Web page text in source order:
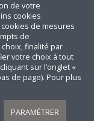
de votre
cookies
de mesures
de
finalité par
votre choix à tout
sur l’onglet «
de page). Pour plus
PARAMÉTRER